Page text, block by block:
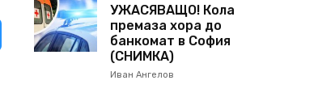
УЖАСЯВАЩО! Кола
премаза хора до
банкомат в София
(СНИМКА)
Иван Ангелов